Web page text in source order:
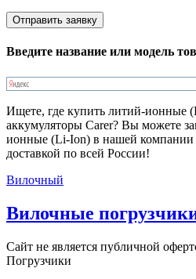
Введите название или модель
Ищете, где купить литий-ионные
аккумуляторы Carer? Вы можете
ионные (Li-Ion) в нашей
доставкой по всей России!
Вилочный
Вилочные
Сайт не является публичной
Погрузчики